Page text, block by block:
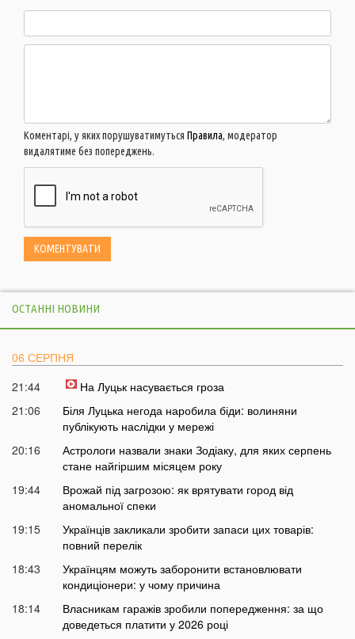
Коментарі, у яких порушуватимуться Правила, модератор
видалятиме без попереджень.
ОСТАННІ НОВИНИ
06 СЕРПНЯ
21:44
На Луцьк насувається гроза
21:06
Біля Луцька негода наробила біди: волиняни
публікують наслідки у мережі
20:16
Астрологи назвали знаки Зодіаку, для яких серпень
стане найгіршим місяцем року
19:44
Врожай під загрозою: як врятувати город від
аномальної спеки
19:15
Українців закликали зробити запаси цих товарів:
повний перелік
18:43
Українцям можуть заборонити встановлювати
кондиціонери: у чому причина
18:14
Власникам гаражів зробили попередження: за що
доведеться платити у 2026 році